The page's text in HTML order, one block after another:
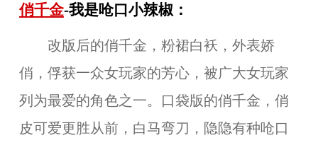
俏千金-我是呛口小辣椒：
改版后的俏千金，粉裙白袄，外表娇
俏，俘获一众女玩家的芳心，被广大女玩家
列为最爱的角色之一。口袋版的俏千金，俏
皮可爱更胜从前，白马弯刀，隐隐有种呛口